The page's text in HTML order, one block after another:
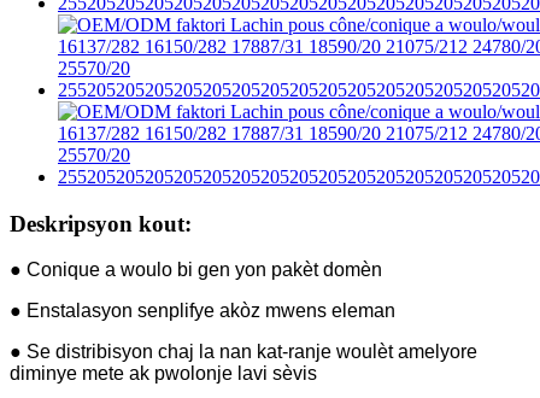
Deskripsyon kout:
● Conique a woulo bi gen yon pakèt domèn
● Enstalasyon senplifye akòz mwens eleman
● Se distribisyon chaj la nan kat-ranje woulèt amelyore
diminye mete ak pwolonje lavi sèvis